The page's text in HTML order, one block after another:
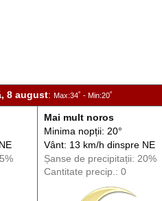
8 august: Max:34˚ - Min:20˚
Mai mult noros
Minima nopții: 20°
Vânt: 13 km/h dinspreNE
Șanse de precipitații: 20%
Cantitate precip.: 0